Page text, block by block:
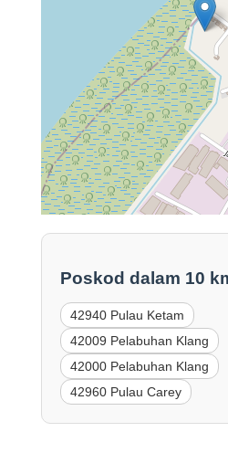
Poskod dalam 10
42940 Pulau Ketam
42009 Pelabuhan Klang
42000 Pelabuhan Klang
42960 Pulau Carey